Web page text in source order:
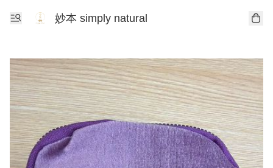
妙本 simply natural